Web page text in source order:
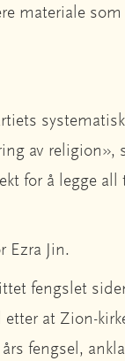
materiale som
av religion»,
for å legge all
Ezra Jin.
fengslet
etter at Zion-
fengsel,